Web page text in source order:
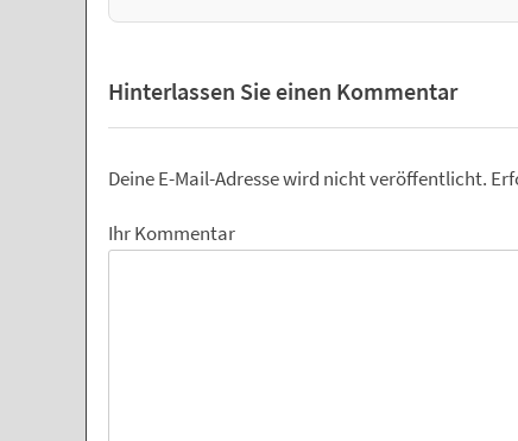
Hinterlassen Sie einen Kommentar
Deine E-Mail-Adresse wird nicht veröffentlicht.
Ihr Kommentar